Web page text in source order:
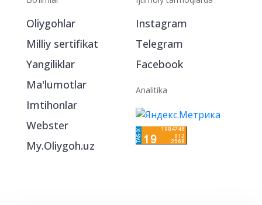
Bo‘limlar
Oliygohlar
Milliy sertifikat
Yangiliklar
Ma'lumotlar
Imtihonlar
Ijtimoiy tarmoqlarda
Instagram
Telegram
Analitika